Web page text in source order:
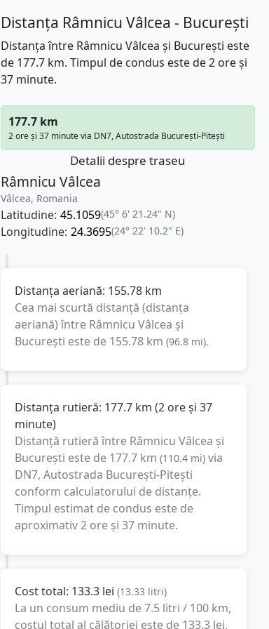
Distanța Râmnicu Vâlcea - București
Distanța între Râmnicu Vâlcea și București este
de 177.7 km. Timpul de condus este de 2 ore și
37 minute.
177.7 km
2 ore și 37 minute via DN7, Autostrada București-Pitești
Detalii despre traseu
Râmnicu Vâlcea
Vâlcea, Romania
Latitudine: 45.1059(45° 6' 21.24" N)
Longitudine: 24.3695(24° 22' 10.2" E)
Distanța aeriană: 155.78 km
Cea mai scurtă distanță (distanța
aeriană) între Râmnicu Vâlcea și
București este de 155.78 km (96.8 mi).
Distanța rutieră: 177.7 km (2 ore și 37
minute)
Distanță rutieră între Râmnicu Vâlcea și
București este de 177.7 km (110.4 mi) via
DN7, Autostrada București-Pitești
conform calculatorului de distanțe.
Timpul estimat de condus este de
aproximativ2 ore și 37 minute.
Cost total: 133.3 lei (13.33 litri)
La un consum mediu de7.5 litri / 100 km,
costul total al călătoriei este de 133.3 lei,